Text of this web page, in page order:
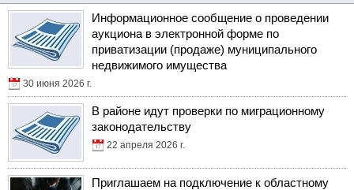
Информационное сообщение о проведении
аукциона в электронной форме по
приватизации (продаже) муниципального
недвижимого имущества
30 июня 2026 г.
В районе идут проверки по миграционному
законодательству
22 апреля 2026 г.
Приглашаем на подключение к областному